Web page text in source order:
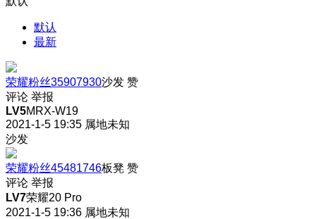
默认
最新
荣耀粉丝35907930沙发 赞
评论 举报
LV5MRX-W19
2021-1-5 19:35 属地未知
沙发
荣耀粉丝45481746板凳 赞
评论 举报
LV7荣耀20 Pro
2021-1-5 19:36 属地未知